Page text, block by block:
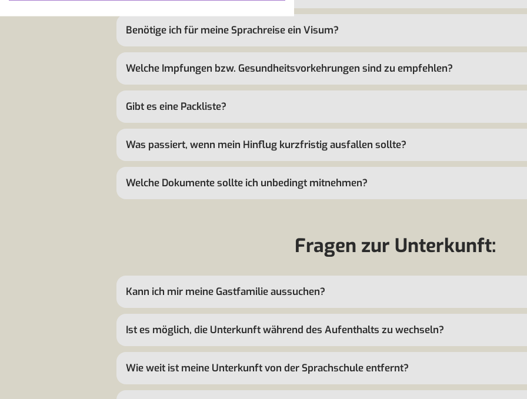
Benötige ich für meine Sprachreise ein Visum?
Welche Impfungen bzw. Gesundheitsvorkehrungen sind zu empfehlen?
Gibt es eine Packliste?
Was passiert, wenn mein Hinflug kurzfristig ausfallen sollte?
Welche Dokumente sollte ich unbedingt mitnehmen?
Fragen zur Unterkunft:
Kann ich mir meine Gastfamilie aussuchen?
Ist es möglich, die Unterkunft während des Aufenthalts zu wechseln?
Wie weit ist meine Unterkunft von der Sprachschule entfernt?